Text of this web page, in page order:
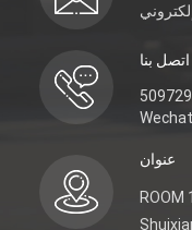
اتصل بنا
عنوان
ROOM